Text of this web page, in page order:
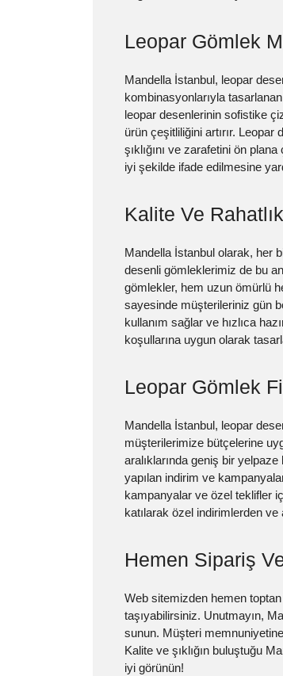
Leopar Gömlek
Mandella İstanbul, leopar
kombinasyonlarıyla
leopar desenlerinin sofistike
ürün çeşitliliğini artırır.
şıklığını ve zarafetini ön
iyi şekilde ifade edilmesine
Kalite Ve Rahatlık
Mandella İstanbul olarak, her
desenli gömleklerimiz de bu
gömlekler, hem uzun ömürlü
sayesinde müşterileriniz gün
kullanım sağlar ve hızlıca
koşullarına uygun olarak
Leopar Gömlek
Mandella İstanbul, leopar
müşterilerimize bütçelerine
aralıklarında geniş bir
yapılan indirim ve
kampanyalar ve özel teklifler
katılarak özel indirimlerden
Hemen Sipariş
Web sitemizden hemen
taşıyabilirsiniz. Unutmayın,
sunun. Müşteri
Kalite ve şıklığın buluştuğu
iyi görünün!